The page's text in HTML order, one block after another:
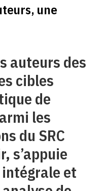
une
auteurs des
cibles
de
les
du SRC
s’appuie
et